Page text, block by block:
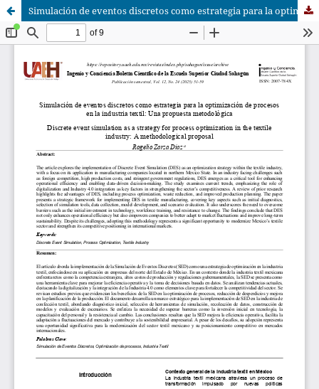
Simulación de eventos discretos como estrategia para la optimización de procesos en la industria textil: Una propuesta metodológica